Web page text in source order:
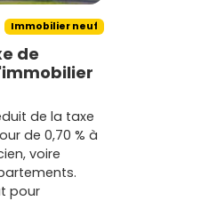
Immobilier neuf
de
de la taxe
de 0,70 % à
voire
pour